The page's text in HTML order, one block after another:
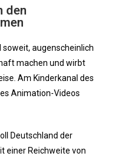
den
soweit, augenscheinlich
machen und wirbt
Am Kinderkanal des
Animation-Videos
Deutschland der
einer Reichweite von